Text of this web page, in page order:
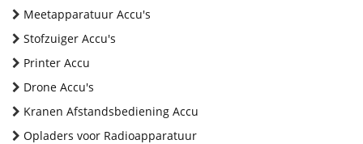
Meetapparatuur Accu's
Stofzuiger Accu's
Printer Accu
Drone Accu's
Kranen Afstandsbediening Accu
Opladers voor Radioapparatuur